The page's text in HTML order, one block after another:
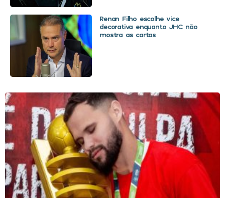
Renan Filho escolhe vice
decorativa enquanto JHC não
mostra as cartas